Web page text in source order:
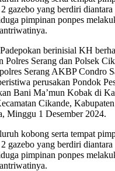
gazebo yang berdiri
pimpinan ponpes
berinisial KH
Polres Serang dan Polsek
Serang AKBP Condro
perusakan Pondok
Bani Ma’mun Kobak di
Cikande,
Minggu 1 Desember 2024.
kobong serta tempat
gazebo yang berdiri
pimpinan ponpes